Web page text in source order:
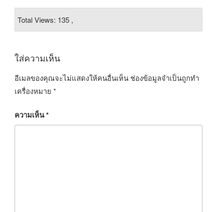
Total Views: 135 ,
ใส่ความเห็น
อีเมลของคุณจะไม่แสดงให้คนอื่นเห็น ช่องข้อมูลจำเป็นถูกทำ
เครื่องหมาย *
ความเห็น*